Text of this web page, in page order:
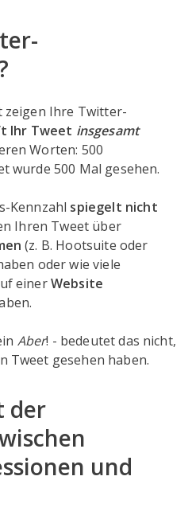
zeigen Ihre Twitter-
Ihr Tweet insgesamt
Worten: 500
wurde 500 Mal gesehen.
Kennzahl spiegelt nicht
Ihren Tweet über
(z. B. Hootsuite oder
oder wie viele
einerWebsite
Aber! - bedeutet das nicht,
Tweet gesehen haben.
der
und